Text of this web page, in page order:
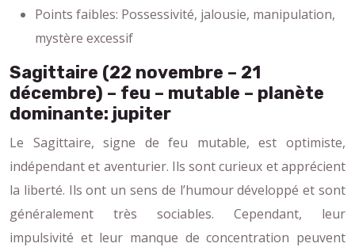
Points faibles: Possessivité, jalousie, manipulation,
mystère excessif
Sagittaire (22 novembre – 21
décembre) – feu – mutable – planète
dominante: jupiter
Le Sagittaire, signe de feu mutable, est optimiste,
indépendant et aventurier. Ils sont curieux et apprécient
la liberté. Ils ont un sens de l’humour développé et sont
généralement très sociables. Cependant, leur
impulsivité et leur manque de concentration peuvent